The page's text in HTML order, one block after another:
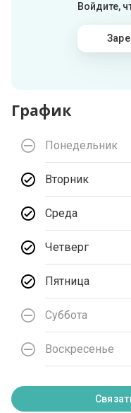
Войдите,
График
Понедельник
Вторник
Среда
Четверг
Пятница
Суббота
Воскресенье